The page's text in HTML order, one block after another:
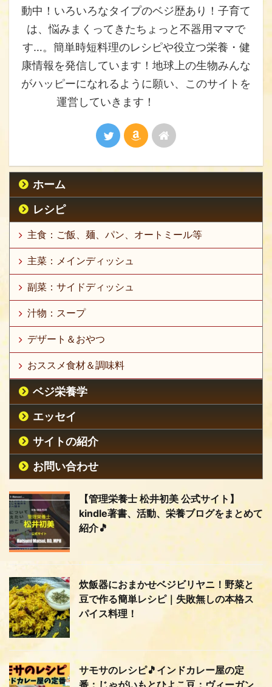
動中！いろいろなタイプのベジ歴あり！子育て
は、悩みまくってきたちょっと不器用ママで
す…。簡単時短料理のレシピや役立つ栄養・健
康情報を発信しています！地球上の生物みんな
がハッピーになれるように願い、このサイトを
運営していきます！
ホーム
レシピ
主食：ご飯、麺、パン、オートミール等
主菜：メインディッシュ
副菜：サイドディッシュ
汁物：スープ
デザート＆おやつ
おススメ食材＆調味料
ベジ栄養学
エッセイ
サイトの紹介
お問い合わせ
【管理栄養士 松井初美 公式サイト】
kindle著書、活動、栄養ブログをまとめて
紹介🎵
炊飯器におまかせベジビリヤニ！野菜と
豆で作る簡単レシピ｜失敗無しの本格ス
パイス料理！
サモサのレシピ🎵インドカレー屋の定